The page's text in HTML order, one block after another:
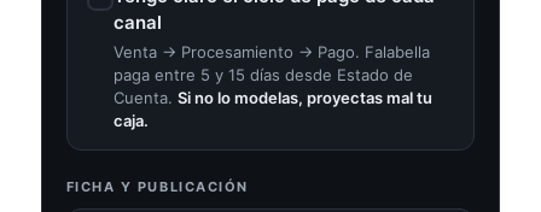
canal
Venta → Procesamiento → Pago. Falabella
paga entre 5 y 15 días desde Estado de
Cuenta. Si no lo modelas, proyectas mal tu
caja.
FICHA Y PUBLICACIÓN